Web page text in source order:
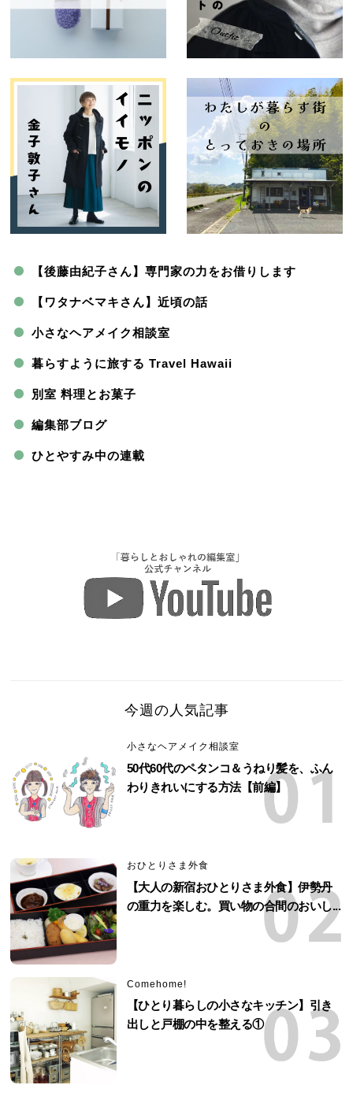
【後藤由紀子さん】専門家の力をお借りします
【ワタナベマキさん】近頃の話
小さなヘアメイク相談室
暮らすように旅する Travel Hawaii
別室 料理とお菓子
編集部ブログ
ひとやすみ中の連載
今週の人気記事
小さなヘアメイク相談室
50代60代のペタンコ＆うねり髪を、ふん
わりきれいにする方法【前編】
おひとりさま外食
【大人の新宿おひとりさま外食】伊勢丹
の重力を楽しむ。買い物の合間のおいし...
Comehome!
【ひとり暮らしの小さなキッチン】引き
出しと戸棚の中を整える①